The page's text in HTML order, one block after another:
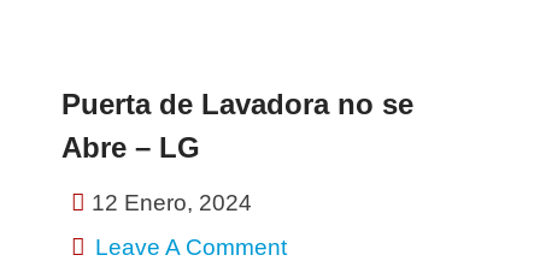
Puerta de Lavadora no se
Abre – LG
12 Enero, 2024
Leave A Comment